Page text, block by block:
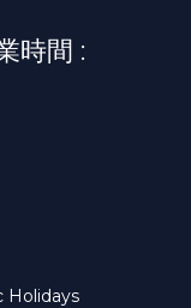
時間 :
Holidays